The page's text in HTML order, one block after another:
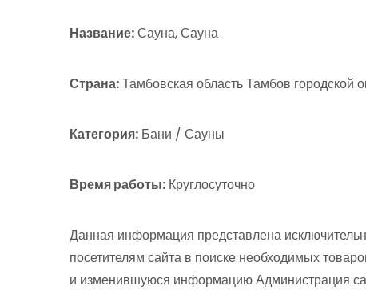
Название:Сауна, Сауна
Страна:Тамбовская область Тамбов городской
Категория: Бани / Сауны
Время работы: Круглосуточно
Данная информация представлена
посетителям сайта в поиске необходимых
и изменившуюся информацию Администрация